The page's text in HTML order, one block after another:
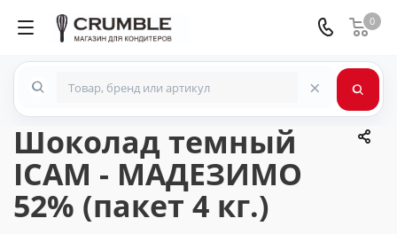
0
×
Шоколад темный
ICAM - МАДЕЗИМО
52% (пакет 4 кг.)